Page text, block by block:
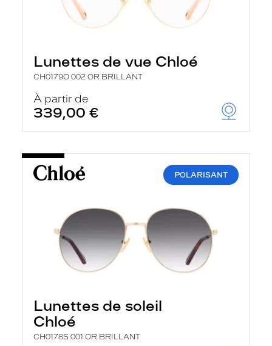
Lunettes de vue Chloé
CH0179O 002 OR BRILLANT
À partir de
339,00 €
POLARISANT
Lunettes de soleil
Chloé
CH0178S 001 OR BRILLANT